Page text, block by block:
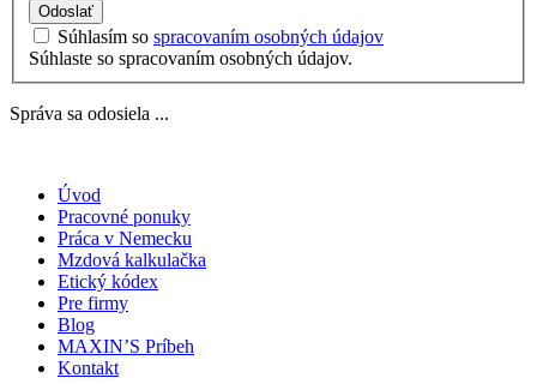
Odoslať
Súhlasím so spracovaním osobných údajov
Súhlaste so spracovaním osobných údajov.
Správa sa odosiela ...
Úvod
Pracovné ponuky
Práca v Nemecku
Mzdová kalkulačka
Etický kódex
Pre firmy
Blog
MAXIN’S Príbeh
Kontakt